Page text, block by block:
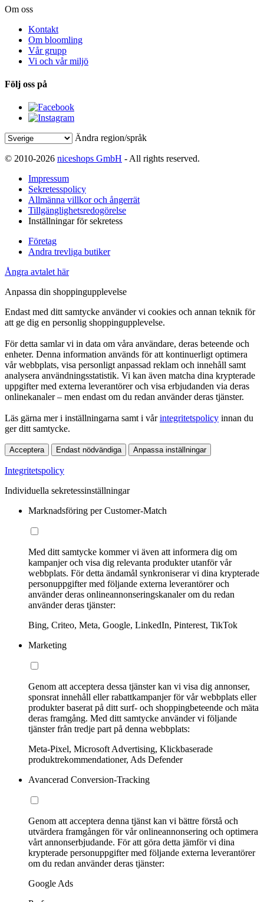
Om oss
Kontakt
Om bloomling
Vår grupp
Vi och vår miljö
Följ oss på
Ändra region/språk
© 2010-2026 niceshops GmbH - All rights reserved.
Impressum
Sekretesspolicy
Allmänna villkor och ångerrät
Tillgänglighetsredogörelse
Inställningar för sekretess
Företag
Andra trevliga butiker
Ångra avtalet här
Anpassa din shoppingupplevelse
Endast med ditt samtycke använder vi cookies och annan teknik för
att ge dig en personlig shoppingupplevelse.
För detta samlar vi in data om våra användare, deras beteende och
enheter. Denna information används för att kontinuerligt optimera
vår webbplats, visa personligt anpassad reklam och innehåll samt
analysera användningsstatistik. Vi kan även matcha dina krypterade
uppgifter med externa leverantörer och visa erbjudanden via deras
onlinekanaler – men endast om du redan använder deras tjänster.
Läs gärna mer i inställningarna samt i vårintegritetspolicy innan du
ger ditt samtycke.
Acceptera Endast nödvändiga Anpassa inställningar
Integritetspolicy
Individuella sekretessinställningar
Marknadsföring per Customer-Match
Med ditt samtycke kommer vi även att informera dig om
kampanjer och visa dig relevanta produkter utanför vår
webbplats. För detta ändamål synkroniserar vi dina krypterade
personuppgifter med följande externa leverantörer och
använder deras onlineannonseringskanaler om du redan
använder deras tjänster:
Bing, Criteo, Meta, Google, LinkedIn, Pinterest, TikTok
Marketing
Genom att acceptera dessa tjänster kan vi visa dig annonser,
sponsrat innehåll eller rabattkampanjer för vår webbplats eller
produkter baserat på ditt surf- och shoppingbeteende och mäta
deras framgång. Med ditt samtycke använder vi följande
tjänster från tredje part på denna webbplats:
Meta-Pixel, Microsoft Advertising, Klickbaserade
produktrekommendationer, Ads Defender
Avancerad Conversion-Tracking
Genom att acceptera denna tjänst kan vi bättre förstå och
utvärdera framgången för vår onlineannonsering och optimera
vårt annonserbjudande. För att göra detta jämför vi dina
krypterade personuppgifter med följande externa leverantörer
om du redan använder deras tjänster:
Google Ads